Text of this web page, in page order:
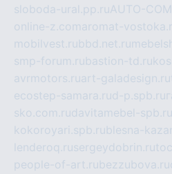
sloboda-ural.pp.ruAUTO-
online-z.comaromat-
mobilvest.rubbd.net.ru
smp-forum.rubastion-td.ru
avrmotors.ruart-galadesign.ru
ecostep-samara.rud-p.spb.ru
sko.com.rudavitamebel-spb.ru
kokoroyari.spb.rublesna-
lenderoq.rusergeydobrin.ru
people-of-art.rubezzubova.ru